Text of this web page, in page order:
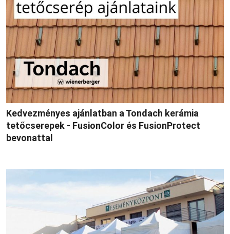
Kedvezményes ajánlatban a Tondach kerámia
tetőcserepek - FusionColor és FusionProtect
bevonattal